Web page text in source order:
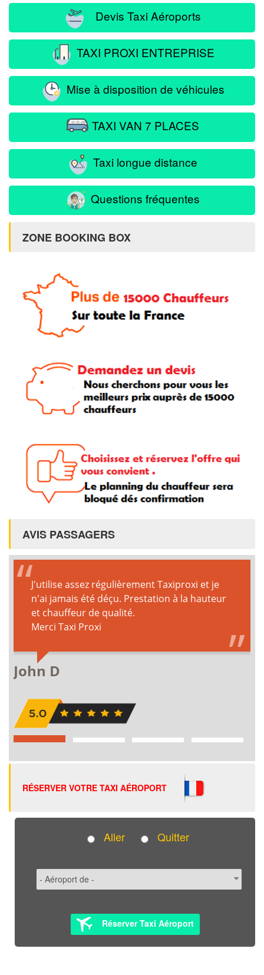
Devis Taxi Aéroports
TAXI PROXI ENTREPRISE
Mise à disposition de véhicules
TAXI VAN 7 PLACES
Taxi longue distance
Questions fréquentes
ZONE BOOKING BOX
AVIS PASSAGERS
RÉSERVER VOTRE TAXI AÉROPORT
Aller Quitter
Réserver Taxi Aéroport